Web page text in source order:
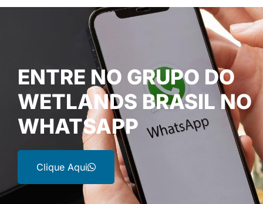
ENTRE NO GRUPO DO
WETLANDS BRASIL NO
WHATSAPP
Clique Aqui